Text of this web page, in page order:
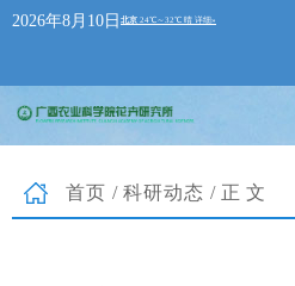
2026年8月10日
首页 / 科研动态 /正文